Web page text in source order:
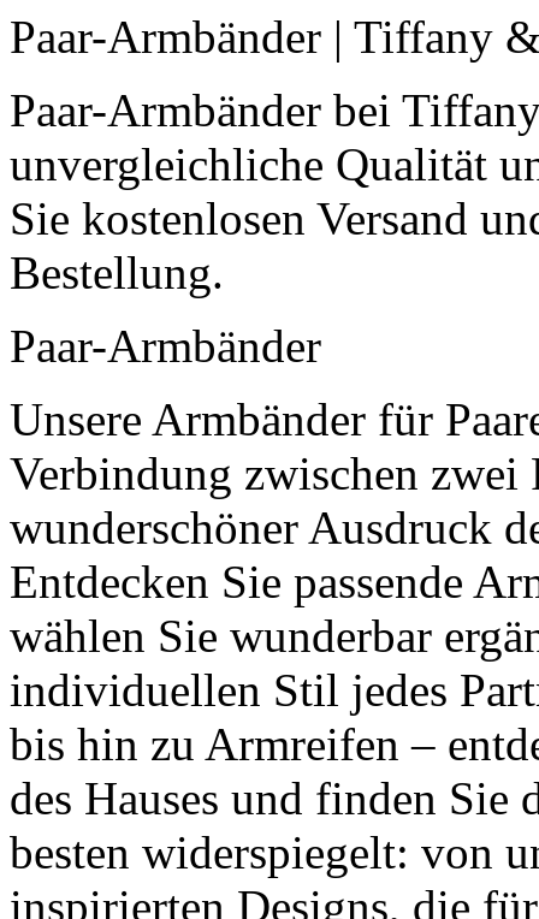
Paar-Armbänder | Tiffany
Paar-Armbänder bei
unvergleichliche Qualität
Sie kostenlosen Versand
Bestellung.
Paar-Armbänder
Unsere Armbänder für
Verbindung zwischen zwei
wunderschöner Ausdruck
Entdecken Sie passende
wählen Sie wunderbar
individuellen Stil jedes
bis hin zu Armreifen –
des Hauses und finden Sie
besten widerspiegelt: von
inspirierten Designs, die